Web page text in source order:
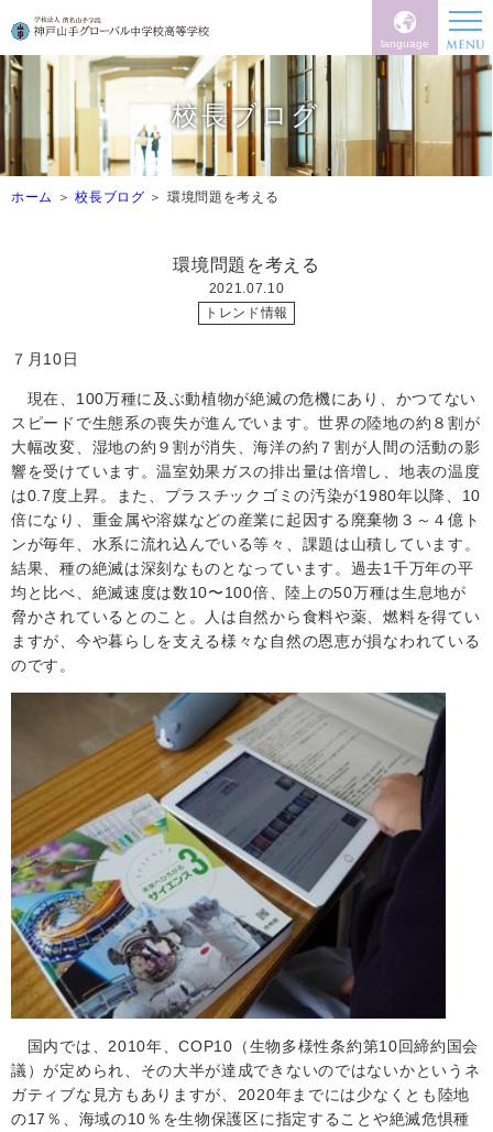
language
校長ブログ
ホーム 校長ブログ 環境問題を考える
環境問題を考える
2021.07.10
トレンド情報
７月10日
現在、100万種に及ぶ動植物が絶滅の危機にあり、かつてない
スピードで生態系の喪失が進んでいます。世界の陸地の約８割が
大幅改変、湿地の約９割が消失、海洋の約７割が人間の活動の影
響を受けています。温室効果ガスの排出量は倍増し、地表の温度
は0.7度上昇。また、プラスチックゴミの汚染が1980年以降、10
倍になり、重金属や溶媒などの産業に起因する廃棄物３～４億ト
ンが毎年、水系に流れ込んでいる等々、課題は山積しています。
結果、種の絶滅は深刻なものとなっています。過去1千万年の平
均と比べ、絶滅速度は数10〜100倍、陸上の50万種は生息地が
脅かされているとのこと。人は自然から食料や薬、燃料を得てい
ますが、今や暮らしを支える様々な自然の恩恵が損なわれている
のです。
国内では、2010年、COP10（生物多様性条約第10回締約国会
議）が定められ、その大半が達成できないのではないかというネ
ガティブな見方もありますが、2020年までには少なくとも陸地
の17％、海域の10％を生物保護区に指定することや絶滅危惧種